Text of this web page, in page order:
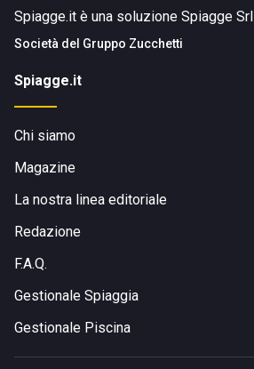
Spiagge.it è una soluzione Spiagge Srl
Società del Gruppo Zucchetti
Spiagge.it
Chi siamo
Magazine
La nostra linea editoriale
Redazione
F.A.Q.
Gestionale Spiaggia
Gestionale Piscina